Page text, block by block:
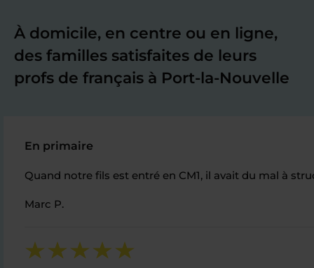
À domicile, en centre ou en ligne,
des familles satisfaites de leurs
profs de français à Port-la-Nouvelle
En primaire
Quand notre fils est entré en CM1, il avait du mal à
Marc P.